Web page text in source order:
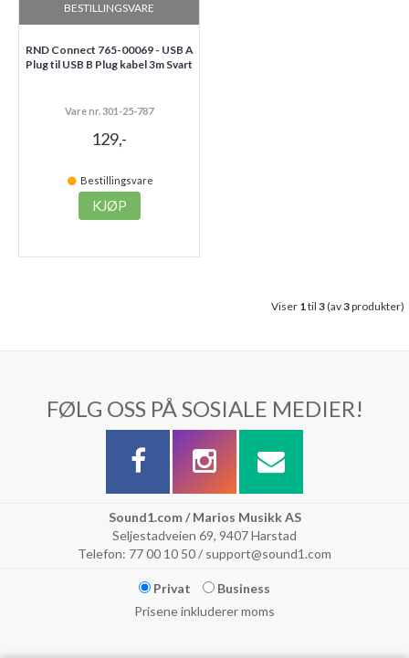
BESTILLINGSVARE
RND Connect 765-00069 - USB A
Plug til USB B Plug kabel 3m Svart
Vare nr. 301-25-787
129,-
Bestillingsvare
KJØP
Viser 1til 3(av3produkter)
FØLG OSS PÅ SOSIALE MEDIER!
Sound1.com / Marios Musikk AS
Seljestadveien 69, 9407 Harstad
Telefon: 77 00 10 50 / support@sound1.com
Privat
Business
Prisene inkluderer moms